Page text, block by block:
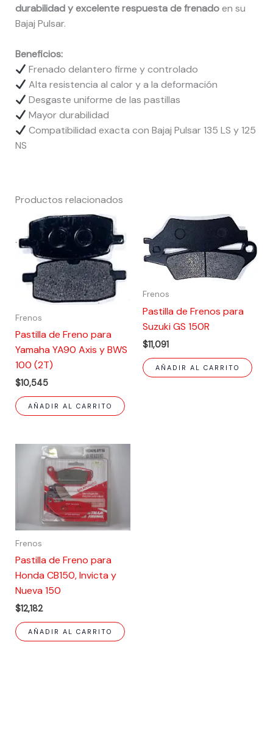
durabilidad y excelente respuesta de frenadoen su
Bajaj Pulsar.
Beneficios:
Frenado delantero firme y controlado
Alta resistencia al calor y a la deformación
Desgaste uniforme de las pastillas
Mayor durabilidad
Compatibilidad exacta con Bajaj Pulsar 135 LS y 125
NS
Productos relacionados
Frenos
Pastilla de Freno para
Yamaha YA90 Axis y BWS
100 (2T)
$10,545
AÑADIR AL CARRITO
Frenos
Pastilla de Frenos para
Suzuki GS 150R
$11,091
AÑADIR AL CARRITO
Frenos
Pastilla de Freno para
Honda CB150, Invicta y
Nueva 150
$12,182
AÑADIR AL CARRITO